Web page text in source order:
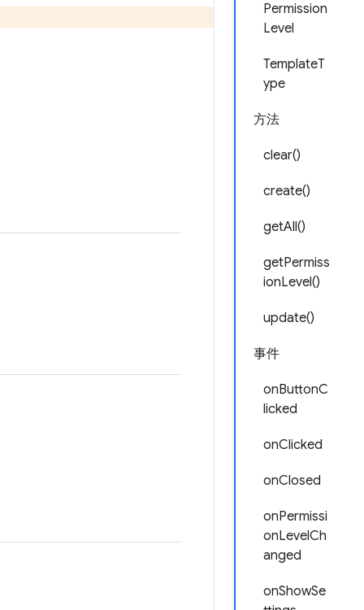
Permission
Level
TemplateT
ype
方法
clear()
create()
getAll()
getPermiss
ionLevel()
update()
事件
onButtonC
licked
onClicked
onClosed
onPermissi
onLevelCh
anged
onShowSe